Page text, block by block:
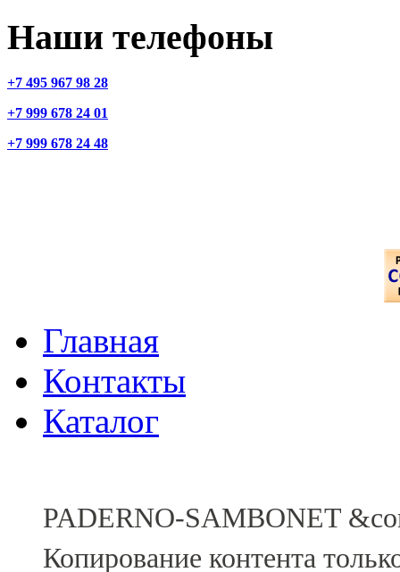
Наши телефоны
+7 495 967 98 28
+7 999 678 24 01
+7 999 678 24 48
Главная
Контакты
Каталог
PADERNO-SAMBONET
Копирование контента